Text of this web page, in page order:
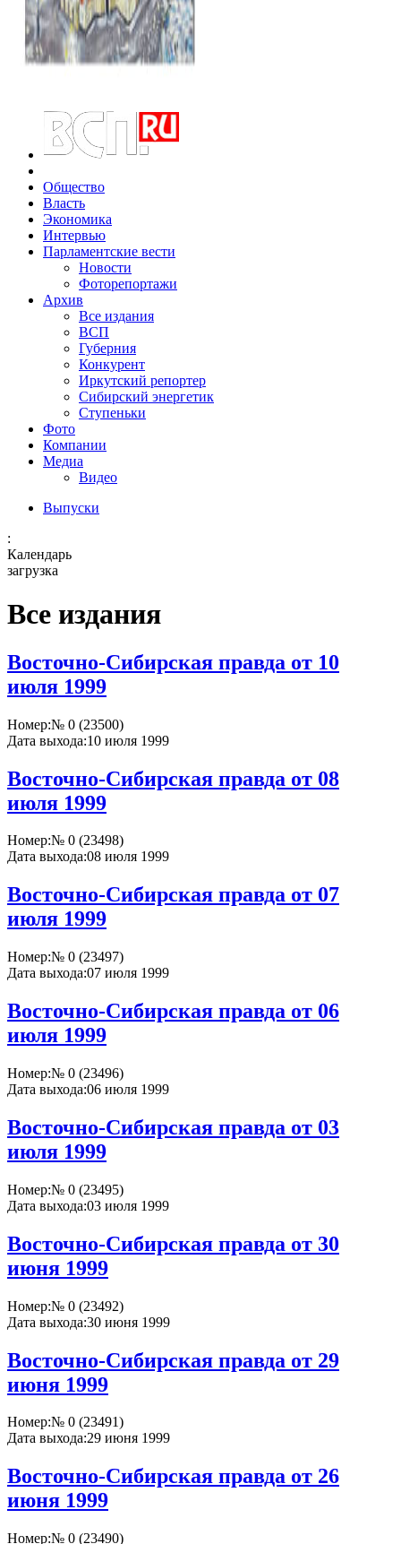
Общество
Власть
Экономика
Интервью
Парламентские вести
Новости
Фоторепортажи
Архив
Все издания
ВСП
Губерния
Конкурент
Иркутский репортер
Сибирский энергетик
Ступеньки
Фото
Компании
Медиа
Видео
Выпуски
:
Календарь
загрузка
Все издания
Восточно-Сибирская правда от 10
июля 1999
Номер:№ 0 (23500)
Дата выхода:10 июля 1999
Восточно-Сибирская правда от 08
июля 1999
Номер:№ 0 (23498)
Дата выхода:08 июля 1999
Восточно-Сибирская правда от 07
июля 1999
Номер:№ 0 (23497)
Дата выхода:07 июля 1999
Восточно-Сибирская правда от 06
июля 1999
Номер:№ 0 (23496)
Дата выхода:06 июля 1999
Восточно-Сибирская правда от 03
июля 1999
Номер:№ 0 (23495)
Дата выхода:03 июля 1999
Восточно-Сибирская правда от 30
июня 1999
Номер:№ 0 (23492)
Дата выхода:30 июня 1999
Восточно-Сибирская правда от 29
июня 1999
Номер:№ 0 (23491)
Дата выхода:29 июня 1999
Восточно-Сибирская правда от 26
июня 1999
Номер:№ 0 (23490)